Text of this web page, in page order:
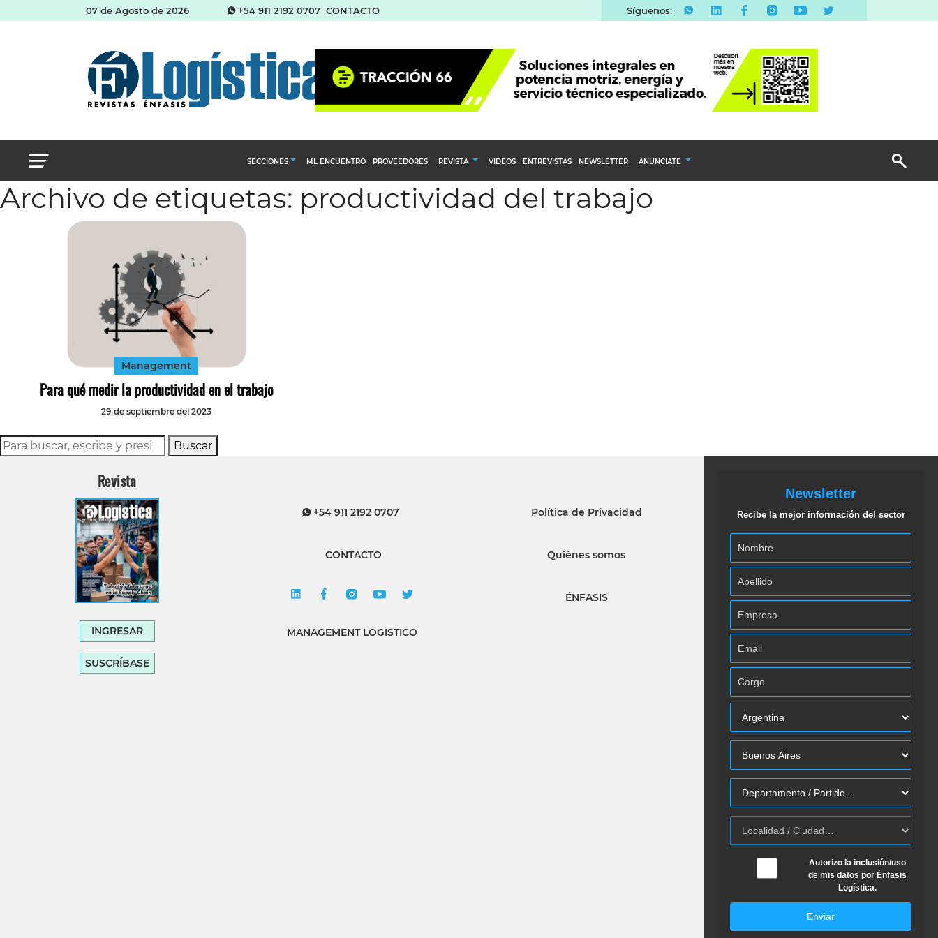
07 de Agosto de 2026 +54 911 2192 0707 CONTACTO Síguenos:
SECCIONES
Abastecimiento y compras
ML ENCUENTRO PROVEEDORES REVISTA
Calendario Editorial
Ediciones Anteriores
VIDEOS ENTREVISTAS NEWSLETTER ANUNCIATE
Archivo de etiquetas: productividad del trabajo
Management
Para qué medir la productividad en el trabajo
29 de septiembre del 2023
Buscar
Revista
INGRESAR
SUSCRÍBASE
+54 911 2192 0707
CONTACTO
MANAGEMENT LOGISTICO
Política de Privacidad
Quiénes somos
ÉNFASIS
Newsletter
Recibe la mejor información del sector
Autorizo la inclusión/uso
de mis datos por Énfasis
Logística.
Enviar